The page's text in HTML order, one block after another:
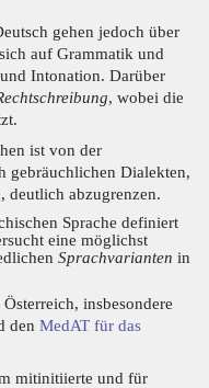
gehen jedoch über
auf Grammatik und
Intonation. Darüber
, wobei die
ist von der
gebräuchlichen Dialekten,
deutlich abzugrenzen.
Sprache definiert
eine möglichst
Sprachvarianten in
insbesondere
den MedAT für das
mitinitiierte und für